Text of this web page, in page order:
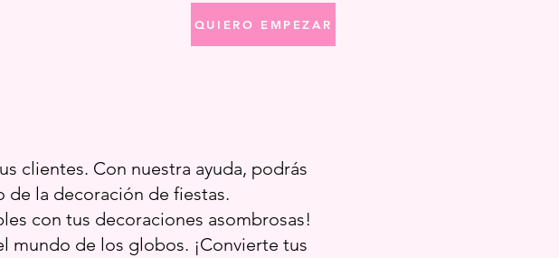
QUIERO EMPEZAR
clientes. Con nuestra ayuda, podrás
de la decoración de fiestas.
con tus decoraciones asombrosas!
mundo de los globos. ¡Convierte tus